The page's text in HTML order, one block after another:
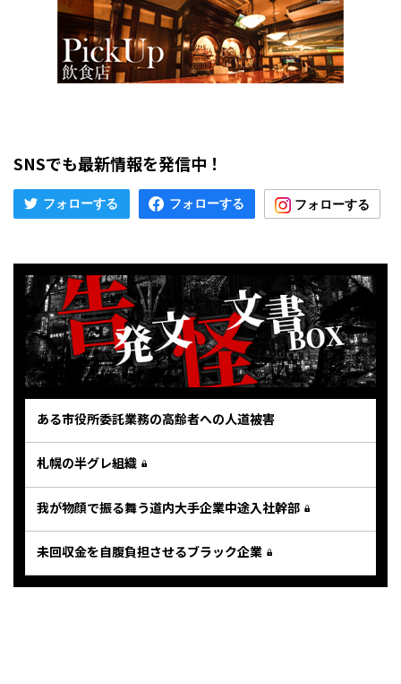
SNSでも最新情報を発信中！
ある市役所委託業務の高齢者への人道被害
札幌の半グレ組織
我が物顔で振る舞う道内大手企業中途入社幹部
未回収金を自腹負担させるブラック企業